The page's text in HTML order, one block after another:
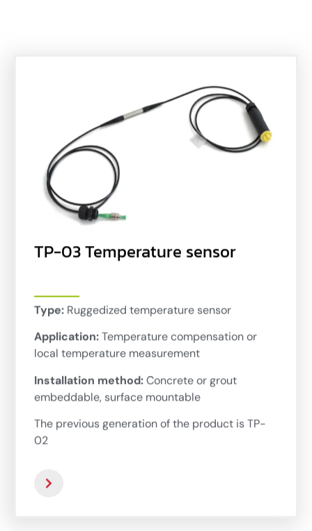
TP-03 Temperature sensor
Type: Ruggedized temperature sensor
Application:Temperature compensation or
local temperature measurement
Installation method:Concrete or grout
embeddable, surface mountable
The previous generation of the product is TP-
02